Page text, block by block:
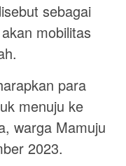
sebagai
mobilitas
para
menuju ke
warga Mamuju
2023.